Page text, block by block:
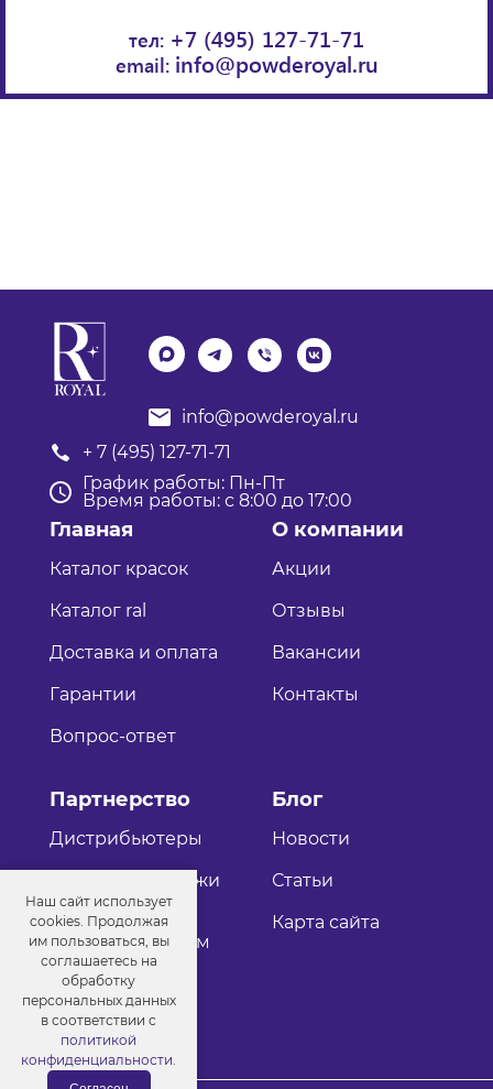
тел: +7 (495) 127-71-71
email: info@powderoyal.ru
info@powderoyal.ru
+ 7 (495) 127-71-71
График работы: Пн-Пт
Время работы: с 8:00 до 17:00
Главная
Каталог красок
Каталог ral
Доставка и оплата
Гарантии
Вопрос-ответ
О компании
Акции
Отзывы
Вакансии
Контакты
Партнерство
Дистрибьютеры
Оптовые продажи
Как стать
дистрибьютером
Блог
Новости
Статьи
Карта сайта
Наш сайт использует
cookies. Продолжая
им пользоваться, вы
соглашаетесь на
обработку
персональных данных
в соответствии с
политикой
конфиденциальности.